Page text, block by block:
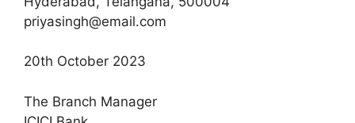
priyasingh@email.com
20th October 2023
The Branch Manager